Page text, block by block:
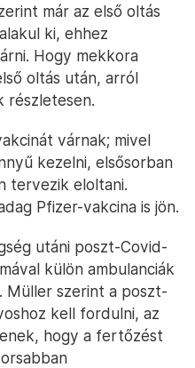
már az első oltás
ki, ehhez
Hogy mekkora
oltás után, arról
részletesen.
várnak; mivel
kezelni, elsősorban
tervezik eloltani.
Pfizer-vakcina is jön.
utáni poszt-Covid-
külön ambulanciák
Müller szerint a poszt-
kell fordulni, az
hogy a fertőzést